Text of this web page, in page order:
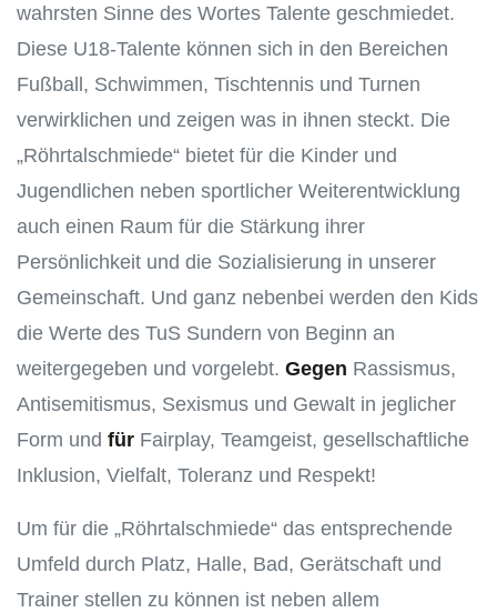
wahrsten Sinne des Wortes Talente geschmiedet.
Diese U18-Talente können sich in den Bereichen
Fußball, Schwimmen, Tischtennis und Turnen
verwirklichen und zeigen was in ihnen steckt. Die
„Röhrtalschmiede“ bietet für die Kinder und
Jugendlichen neben sportlicher Weiterentwicklung
auch einen Raum für die Stärkung ihrer
Persönlichkeit und die Sozialisierung in unserer
Gemeinschaft. Und ganz nebenbei werden den Kids
die Werte des TuS Sundern von Beginn an
weitergegeben und vorgelebt. Gegen Rassismus,
Antisemitismus, Sexismus und Gewalt in jeglicher
Form und für Fairplay, Teamgeist, gesellschaftliche
Inklusion, Vielfalt, Toleranz und Respekt!
Um für die „Röhrtalschmiede“ das entsprechende
Umfeld durch Platz, Halle, Bad, Gerätschaft und
Trainer stellen zu können ist neben allem